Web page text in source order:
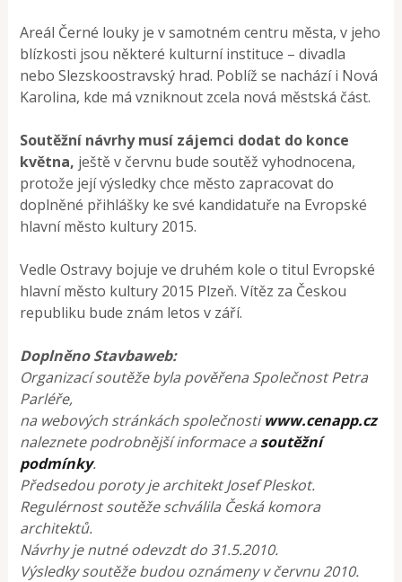
Areál Černé louky je v samotném centru města, v jeho
blízkosti jsou některé kulturní instituce – divadla
nebo Slezskoostravský hrad. Poblíž se nachází i Nová
Karolina, kde má vzniknout zcela nová městská část.
Soutěžní návrhy musí zájemci dodat do konce
května, ještě v červnu bude soutěž vyhodnocena,
protože její výsledky chce město zapracovat do
doplněné přihlášky ke své kandidatuře na Evropské
hlavní město kultury 2015.
Vedle Ostravy bojuje ve druhém kole o titul Evropské
hlavní město kultury 2015 Plzeň. Vítěz za Českou
republiku bude znám letos v září.
Doplněno Stavbaweb:
Organizací soutěže byla pověřena Společnost Petra
Parléře,
na webových stránkách společnostiwww.cenapp.cz
naleznete podrobnější informace a soutěžní
podmínky.
Předsedou poroty je architekt Josef Pleskot.
Regulérnost soutěže schválila Česká komora
architektů.
Návrhy je nutné odevzdt do 31.5.2010.
Výsledky soutěže budou oznámeny v červnu 2010.